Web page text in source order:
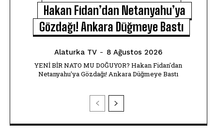
Hakan Fidan’dan Netanyahu’ya
Gözdağı! Ankara Düğmeye Bastı
Alaturka TV - 8 Ağustos 2026
YENİ BİR NATO MU DOĞUYOR? Hakan Fidan'dan
Netanyahu'ya Gözdağı! Ankara Düğmeye Bastı